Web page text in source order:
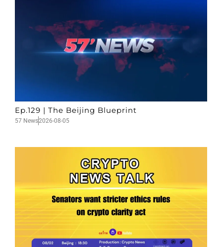
Ep.129 | The Beijing Blueprint
57 News2026-08-05